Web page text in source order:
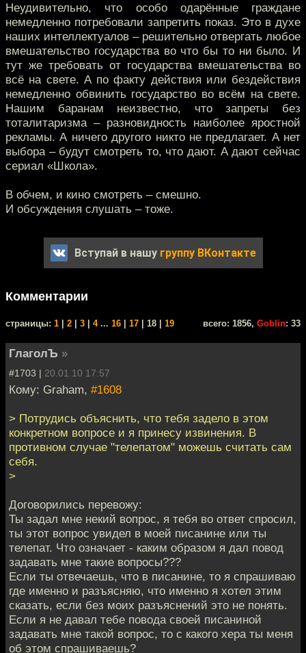
Неудивительно, что особо одарённые граждане
немедленно потребовали запретить показ. Это в духе
наших интеллектуалов – решительно отвергать любое
вмешательство государства во что бы то ни было. И
тут же требовать от государства вмешательства во
всё на свете. А по факту действия или бездействия
немедленно обвинить государство во всём на свете.
Нашим баранам неизвестно, что запреты без
тоталитаризма – разновидность наиболее яростной
рекламы. А ничего другого никто не предлагает. А нет
выбора – будут смотреть то, что дают. А дают сейчас
сериал «Школа».
В обчем, и кино смотреть – смешно.
И обсуждения слушать – тоже.
Вступай в нашу группу ВКонтакте
Комментарии
cтраницы: 1 2 3 4... 16 17 | 18 | 19 всего: 1856, Goblin: 33
ГлаголЪ »
#1703 | 20.01.10 17:57
Кому: Graham, #1608
> Потрудись объяснить, что тебя задело в этом
конкретном вопросе и я принесу извинения. В
противном случае "телепатом" можешь считать сам
себя.
>
Договорились перевожу:
Ты задал мне некий вопрос, я тебя во ответ спросил,
ты этот вопрос увидел в моей писанине или ты
телепат. Что означает - каким образом я дал повод
задавать мне такие вопросы???
Если ты отвечаешь, что в писанине, то я спрашиваю
где именно и разъясняю, что именно я хотел этим
сказать, если без моих разъяснений это не понять.
Если я не давал тебе повода своей писаниной
задавать мне такой вопрос, то с какого хера ты меня
об этом спрашиваешь?